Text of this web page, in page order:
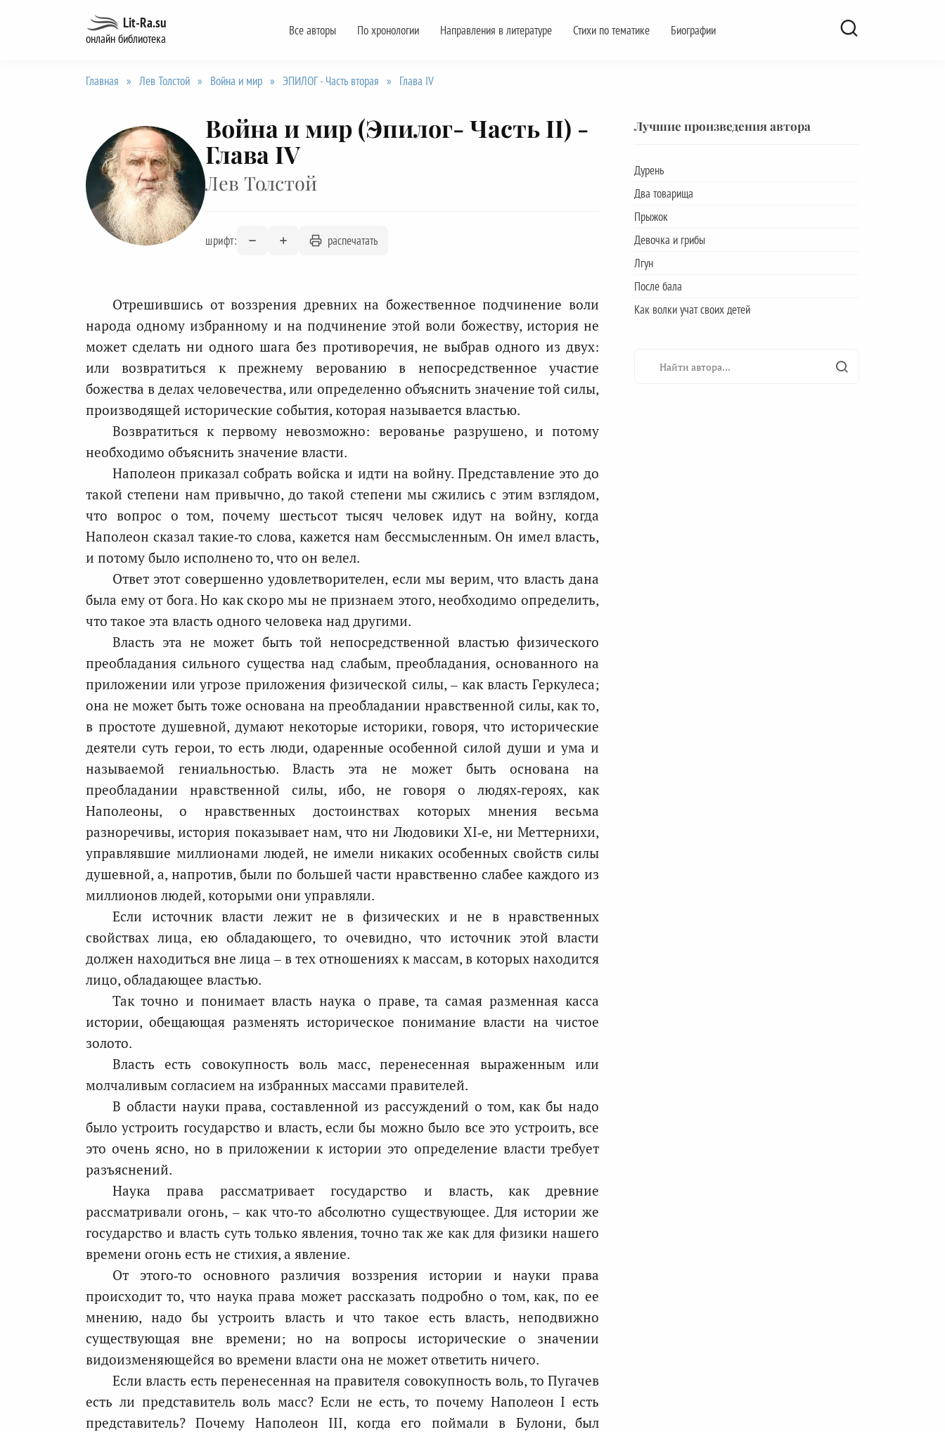
Lit-Ra.su
онлайн библиотека
Все авторы По хронологии Направления в литературе Стихи по тематике Биографии
Главная » Лев Толстой » Война и мир » ЭПИЛОГ - Часть вторая » Глава IV
Война и мир (Эпилог- Часть II) -
Глава IV
Лев Толстой
шрифт: распечатать
Отрешившись от воззрения древних на божественное подчинение воли
народа одному избранному и на подчинение этой воли божеству, история не
может сделать ни одного шага без противоречия, не выбрав одного из двух:
или возвратиться к прежнему верованию в непосредственное участие
божества в делах человечества, или определенно объяснить значение той силы,
производящей исторические события, которая называется властью.
Возвратиться к первому невозможно: верованье разрушено, и потому
необходимо объяснить значение власти.
Наполеон приказал собрать войска и идти на войну. Представление это до
такой степени нам привычно, до такой степени мы сжились с этим взглядом,
что вопрос о том, почему шестьсот тысяч человек идут на войну, когда
Наполеон сказал такие‑то слова, кажется нам бессмысленным. Он имел власть,
и потому было исполнено то, что он велел.
Ответ этот совершенно удовлетворителен, если мы верим, что власть дана
была ему от бога. Но как скоро мы не признаем этого, необходимо определить,
что такое эта власть одного человека над другими.
Власть эта не может быть той непосредственной властью физического
преобладания сильного существа над слабым, преобладания, основанного на
приложении или угрозе приложения физической силы, – как власть Геркулеса;
она не может быть тоже основана на преобладании нравственной силы, как то,
в простоте душевной, думают некоторые историки, говоря, что исторические
деятели суть герои, то есть люди, одаренные особенной силой души и ума и
называемой гениальностью. Власть эта не может быть основана на
преобладании нравственной силы, ибо, не говоря о людях‑героях, как
Наполеоны, о нравственных достоинствах которых мнения весьма
разноречивы, история показывает нам, что ни Людовики XI‑е, ни Меттернихи,
управлявшие миллионами людей, не имели никаких особенных свойств силы
душевной, а, напротив, были по большей части нравственно слабее каждого из
миллионов людей, которыми они управляли.
Если источник власти лежит не в физических и не в нравственных
свойствах лица, ею обладающего, то очевидно, что источник этой власти
должен находиться вне лица – в тех отношениях к массам, в которых находится
лицо, обладающее властью.
Так точно и понимает власть наука о праве, та самая разменная касса
истории, обещающая разменять историческое понимание власти на чистое
золото.
Власть есть совокупность воль масс, перенесенная выраженным или
молчаливым согласием на избранных массами правителей.
В области науки права, составленной из рассуждений о том, как бы надо
было устроить государство и власть, если бы можно было все это устроить, все
это очень ясно, но в приложении к истории это определение власти требует
разъяснений.
Наука права рассматривает государство и власть, как древние
рассматривали огонь, – как что‑то абсолютно существующее. Для истории же
государство и власть суть только явления, точно так же как для физики нашего
времени огонь есть не стихия, а явление.
От этого‑то основного различия воззрения истории и науки права
происходит то, что наука права может рассказать подробно о том, как, по ее
мнению, надо бы устроить власть и что такое есть власть, неподвижно
существующая вне времени; но на вопросы исторические о значении
видоизменяющейся во времени власти она не может ответить ничего.
Если власть есть перенесенная на правителя совокупность воль, то Пугачев
есть ли представитель воль масс? Если не есть, то почему Наполеон I есть
представитель? Почему Наполеон III, когда его поймали в Булони, был
Лучшие произведения автора
Дурень
Два товарища
Прыжок
Девочка и грибы
Лгун
После бала
Как волки учат своих детей